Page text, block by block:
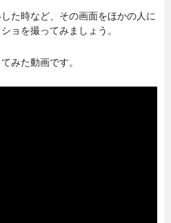
た時など、その画面をほかの人に
ョを撮ってみましょう。
みた動画です。